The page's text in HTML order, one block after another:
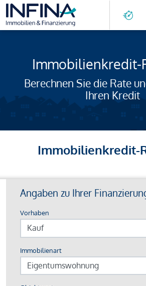
Immobilienkredit-
Berechnen Sie die Rate
Ihren Kredit
Immobilienkredit-